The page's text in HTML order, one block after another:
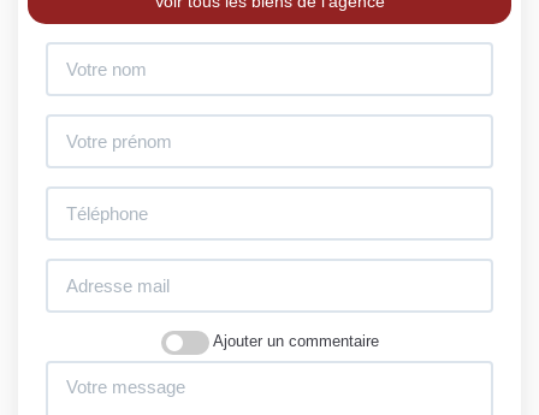
Ajouter un commentaire